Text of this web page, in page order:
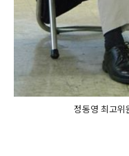
정동영 최고위